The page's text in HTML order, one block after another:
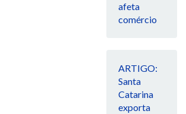
afeta
comércio
ARTIGO:
Santa
Catarina
exporta